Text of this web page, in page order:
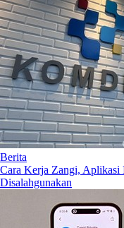
Berita
Cara Kerja Zangi, Aplikasi
Disalahgunakan